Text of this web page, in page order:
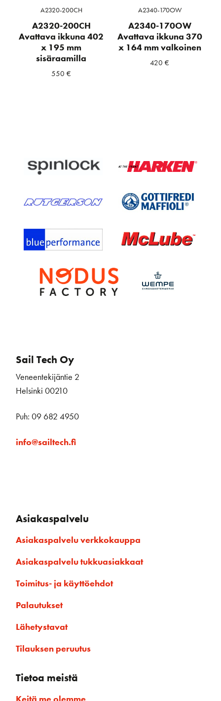
A2320-200CH
A2320-200CH
Avattava ikkuna 402
x 195 mm
sisäraamilla
550€
A2340-170OW
A2340-170OW
Avattava ikkuna 370
x 164 mm valkoinen
420€
Sail Tech Oy
Veneentekijäntie 2
Helsinki 00210
Puh: 09 682 4950
info@sailtech.fi
Asiakaspalvelu
Asiakaspalvelu verkkokauppa
Asiakaspalvelu tukkuasiakkaat
Toimitus- ja käyttöehdot
Palautukset
Lähetystavat
Tilauksen peruutus
Tietoa meistä